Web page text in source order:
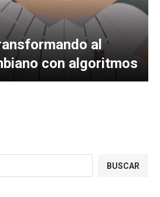
al
con algoritmos
BUSCAR